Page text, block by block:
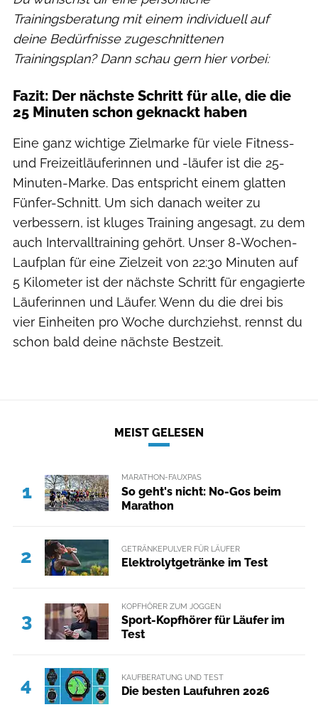
Trainingsberatung mit einem individuell auf
deine Bedürfnisse zugeschnittenen
Trainingsplan? Dann schau gern hier vorbei:
Fazit: Der nächste Schritt für alle, die die
25 Minuten schon geknackt haben
Eine ganz wichtige Zielmarke für viele Fitness-
und Freizeitläuferinnen und -läufer ist die 25-
Minuten-Marke. Das entspricht einem glatten
Fünfer-Schnitt. Um sich danach weiter zu
verbessern, ist kluges Training angesagt, zu dem
auch Intervalltraining gehört. Unser 8-Wochen-
Laufplan für eine Zielzeit von 22:30 Minuten auf
5 Kilometer ist der nächste Schritt für engagierte
Läuferinnen und Läufer. Wenn du die drei bis
vier Einheiten pro Woche durchziehst, rennst du
schon bald deine nächste Bestzeit.
MEIST GELESEN
1
MARATHON-FAUXPAS
So geht's nicht: No-Gos beim
Marathon
2 GETRÄNKEPULVER FÜR LÄUFER
Elektrolytgetränke im Test
3
KOPFHÖRER ZUM JOGGEN
Sport-Kopfhörer für Läufer im
Test
4 KAUFBERATUNG UND TEST
Die besten Laufuhren 2026